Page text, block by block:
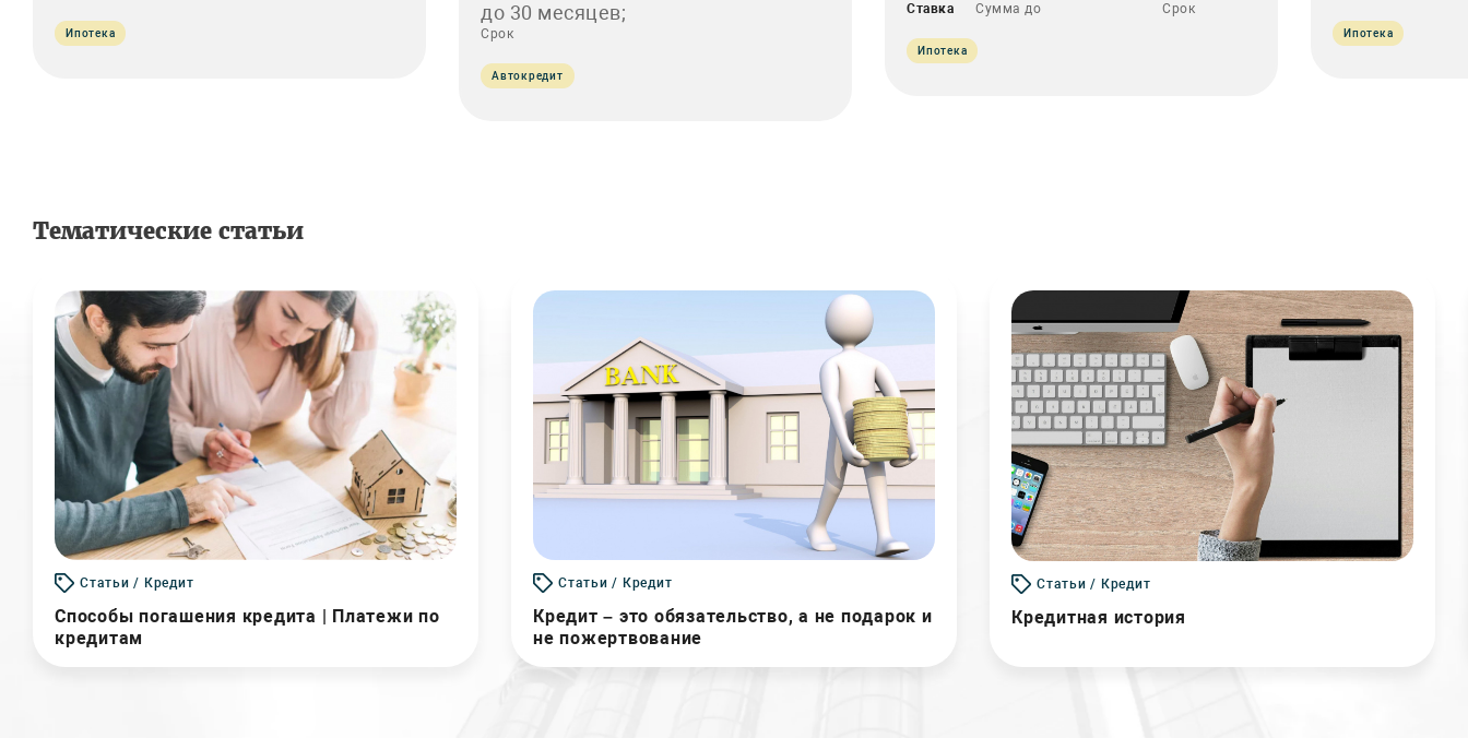
Ипотека
до 30 месяцев;
Срок
Автокредит
Ставка Сумма до Срок
Ипотека
Ипотека
Тематические статьи
Статьи / Кредит
Способы погашения кредита | Платежи по
кредитам
Статьи / Кредит
Кредит – это обязательство, а не подарок и
не пожертвование
Статьи / Кредит
Кредитная история